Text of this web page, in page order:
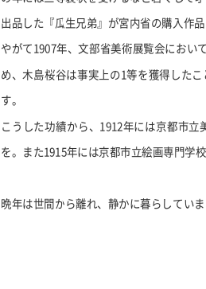
出品した『瓜生兄弟』が宮内省の購入作
やがて1907年、文部省美術展覧会におい
め、木島桜谷は事実上の1等を獲得した
す。
こうした功績から、 1912年には京都市立
を。また1915年には京都市立絵画専門学
晩年は世間から離れ、静かに暮らしていま